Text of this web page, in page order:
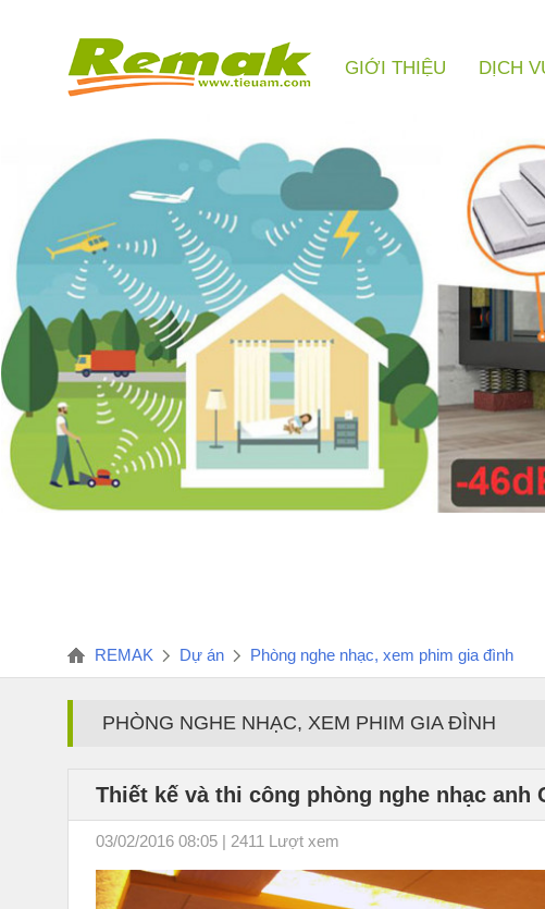
GIỚI THIỆU DỊCH
REMAK Dự án Phòng nghe nhạc, xem phim gia đình
PHÒNG NGHE NHẠC, XEM PHIM GIA ĐÌNH
Thiết kế và thi công phòng nghe nhạc anh
03/02/2016 08:05 | 2411 Lượt xem